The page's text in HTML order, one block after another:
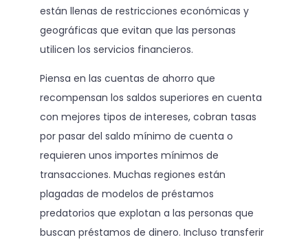
están llenas de restricciones económicas y
geográficas que evitan que las personas
utilicen los servicios financieros.
Piensa en las cuentas de ahorro que
recompensan los saldos superiores en cuenta
con mejores tipos de intereses, cobran tasas
por pasar del saldo mínimo de cuenta o
requieren unos importes mínimos de
transacciones. Muchas regiones están
plagadas de modelos de préstamos
predatorios que explotan a las personas que
buscan préstamos de dinero. Incluso transferir